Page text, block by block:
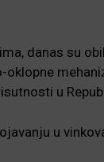
danas su
u
u